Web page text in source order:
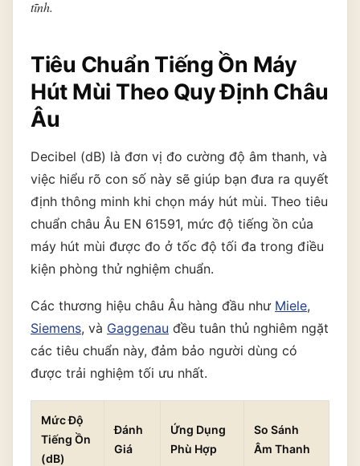
NỘI DUNG YÊU CẦU
→ GỬI YÊU CẦU BÁO GIÁ
tĩnh.
Tiêu Chuẩn Tiếng Ồn Máy
Hút Mùi Theo Quy Định Châu
Âu
Decibel (dB) là đơn vị đo cường độ âm thanh, và
việc hiểu rõ con số này sẽ giúp bạn đưa ra quyết
định thông minh khi chọn máy hút mùi. Theo tiêu
chuẩn châu Âu EN 61591, mức độ tiếng ồn của
máy hút mùi được đo ở tốc độ tối đa trong điều
kiện phòng thử nghiệm chuẩn.
Các thương hiệu châu Âu hàng đầu như Miele,
Siemens, và Gaggenau đều tuân thủ nghiêm ngặt
các tiêu chuẩn này, đảm bảo người dùng có
được trải nghiệm tối ưu nhất.
Mức Độ
Tiếng Ồn
(dB)
Đánh
Giá
Ứng Dụng
Phù Hợp
So Sánh
Âm Thanh